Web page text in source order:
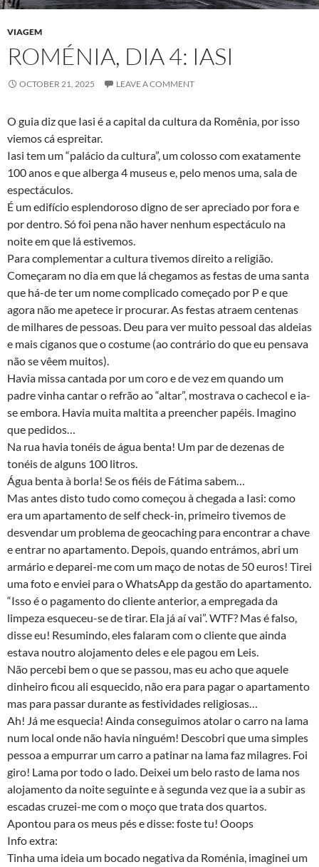
VIAGEM
ROMÉNIA, DIA 4: IASI
OCTOBER 21, 2025 LEAVE A COMMENT
O guia diz que Iasi é a capital da cultura da Romênia, por isso
viemos cá espreitar.
Iasi tem um “palácio da cultura”, um colosso com exatamente
100 anos e que alberga 4 museus e, pelo menos uma, sala de
espectáculos.
É um edifício esplendoroso digno de ser apreciado por fora e
por dentro. Só foi pena não haver nenhum espectáculo na
noite em que lá estivemos.
Para complementar a cultura tivemos direito a religião.
Começaram no dia em que lá chegamos as festas de uma santa
que há-de ter um nome complicado começado por P e que
agora não me apetece ir procurar. As festas atraem centenas
de milhares de pessoas. Deu para ver muito pessoal das aldeias
e mais ciganos que o costume (ao contrário do que eu pensava
não se vêem muitos).
Havia missa cantada por um coro e de vez em quando um
padre vinha cantar o refrão ao “altar”, mostrava o cachecol e ia-
se embora. Havia muita maltita a preencher papéis. Imagino
que pedidos…
Na rua havia tonéis de água benta! Um par de dezenas de
tonéis de alguns 100 litros.
Água benta à borla! Se os fiéis de Fátima sabem…
Mas antes disto tudo como começou à chegada a Iasi: como
era um apartamento de self check-in, primeiro tivemos de
desvendar um problema de geocaching para encontrar a chave
e entrar no apartamento. Depois, quando entrámos, abri um
armário e deparei-me com um maço de notas de 50 euros! Tirei
uma foto e enviei para o WhatsApp da gestão do apartamento.
“Isso é o pagamento do cliente anterior, a empregada da
limpeza esqueceu-se de tirar. Ela já aí vai”. WTF? Mas é falso,
disse eu! Resumindo, eles falaram com o cliente que ainda
estava noutro alojamento deles e ele pagou em Leis.
Não percebi bem o que se passou, mas eu acho que aquele
dinheiro ficou ali esquecido, não era para pagar o apartamento
mas para passar durante as festividades religiosas…
Ah! Já me esquecia! Ainda conseguimos atolar o carro na lama
num local onde não havia ninguém! Descobri que uma simples
pessoa a empurrar um carro a patinar na lama faz milagres. Foi
giro! Lama por todo o lado. Deixei um belo rasto de lama nos
alojamento da noite seguinte e à segunda vez que ia a subir as
escadas cruzei-me com o moço que trata dos quartos.
Apontou para os meus pés e disse: foste tu! Ooops
Info extra:
Tinha uma ideia um bocado negativa da Roménia, imaginei um